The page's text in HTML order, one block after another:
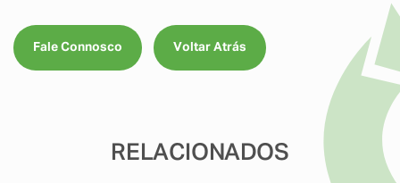
Fale Connosco Voltar Atrás
RELACIONADOS